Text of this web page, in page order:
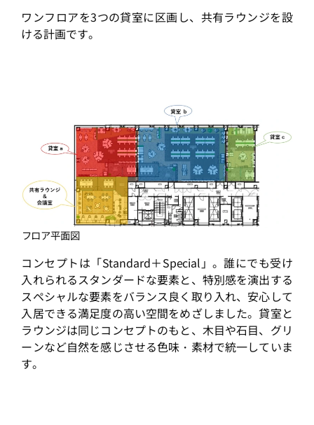
ワンフロアを3つの貸室に区画し、共有ラウンジを設
ける計画です。
フロア平面図
コンセプトは「Standard＋Special」。誰にでも受け
入れられるスタンダードな要素と、特別感を演出する
スペシャルな要素をバランス良く取り入れ、安心して
入居できる満足度の高い空間をめざしました。貸室と
ラウンジは同じコンセプトのもと、木目や石目、グリ
ーンなど自然を感じさせる色味・素材で統一していま
す。